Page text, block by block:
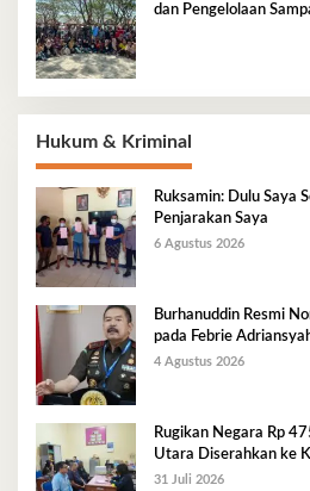
dan Pengelolaan
Hukum & Kriminal
Ruksamin: Dulu Saya
Penjarakan Saya
6 Agustus 2026
Burhanuddin Resmi
pada Febrie
4 Agustus 2026
Rugikan Negara Rp
Utara Diserahkan ke
31 Juli 2026